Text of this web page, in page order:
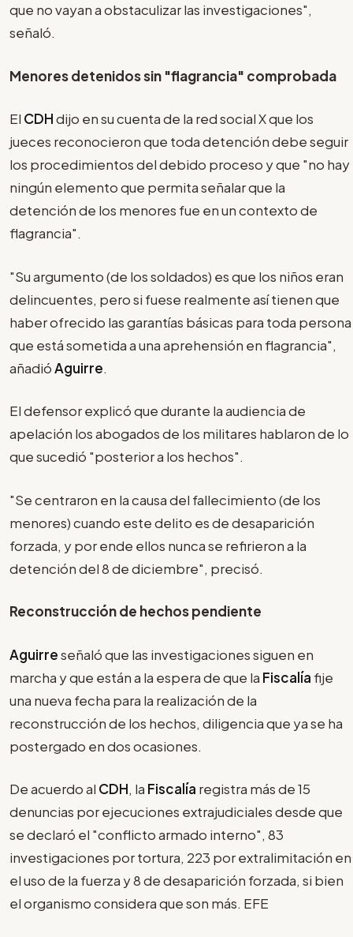
que no vayan a obstaculizar las investigaciones",
señaló.
Menores detenidos sin "flagrancia" comprobada
El CDHdijo en su cuenta de la red social X que los
jueces reconocieron que toda detención debe seguir
los procedimientos del debido proceso y que "no hay
ningún elemento que permita señalar que la
detención de los menores fue en un contexto de
flagrancia".
"Su argumento (de los soldados) es que los niños eran
delincuentes, pero si fuese realmente así tienen que
haber ofrecido las garantías básicas para toda persona
que está sometida a una aprehensión en flagrancia",
añadióAguirre.
El defensor explicó que durante la audiencia de
apelación los abogados de los militares hablaron de lo
que sucedió "posterior a los hechos".
"Se centraron en la causa del fallecimiento (de los
menores) cuando este delito es de desaparición
forzada, y por ende ellos nunca se refirieron a la
detención del 8 de diciembre", precisó.
Reconstrucción de hechos pendiente
Aguirreseñaló que las investigaciones siguen en
marcha y que están a la espera de que la Fiscalía fije
una nueva fecha para la realización de la
reconstrucción de los hechos, diligencia que ya se ha
postergado en dos ocasiones.
De acuerdo al CDH, la Fiscalía registra más de 15
denuncias por ejecuciones extrajudiciales desde que
se declaró el "conflicto armado interno", 83
investigaciones por tortura, 223 por extralimitación en
el uso de la fuerza y 8 de desaparición forzada, si bien
el organismo considera que son más. EFE